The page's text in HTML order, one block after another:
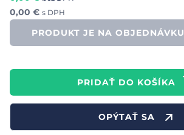
0,00 € s DPH
PRODUKT JE NA OBJEDNÁVKU
PRIDAŤ DO KOŠÍKA
OPÝTAŤ SA